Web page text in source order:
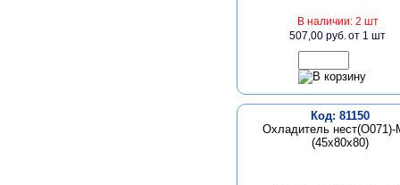
В наличии: 2 шт
507,00 руб.от 1 шт
Код: 81150
Охладитель
(45х80х80)